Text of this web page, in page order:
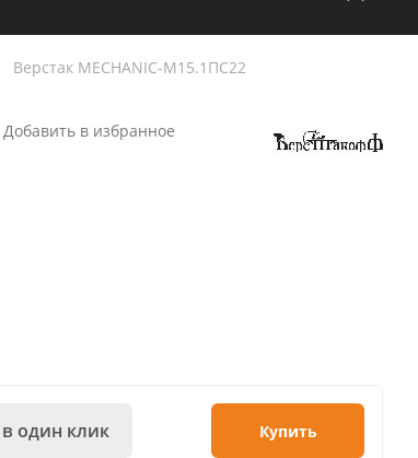
Верстак MECHANIC-М15.1ПС22
Добавить в избранное
один клик Купить